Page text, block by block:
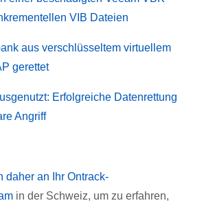
VIB Dateien
aus verschlüsseltem virtuellem
gerettet
Erfolgreiche Datenrettung
Angriff
daher an Ihr Ontrack-
in der Schweiz, um zu erfahren,